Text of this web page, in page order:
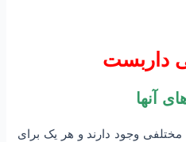
آنها
مختلفی وجود دارند و هر یک برای